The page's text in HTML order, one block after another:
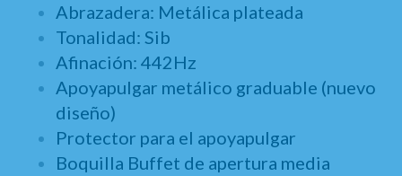
Abrazadera: Metálica plateada
Tonalidad: Sib
Afinación: 442Hz
Apoyapulgar metálico graduable (nuevo
diseño)
Protector para el apoyapulgar
Boquilla Buffet de apertura media